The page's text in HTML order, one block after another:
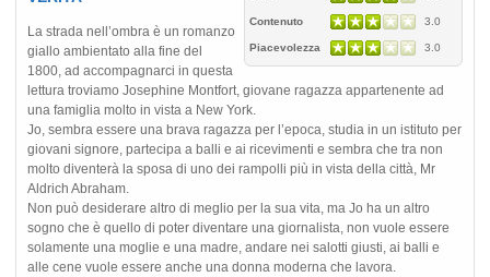
Contenuto 3.0
Piacevolezza 3.0
La strada nell’ombra è un romanzo
giallo ambientato alla fine del
1800, ad accompagnarci in questa
lettura troviamo Josephine Montfort, giovane ragazza appartenente ad
una famiglia molto in vista a New York.
Jo, sembra essere una brava ragazza per l’epoca, studia in un istituto per
giovani signore, partecipa a balli e ai ricevimenti e sembra che tra non
molto diventerà la sposa di uno dei rampolli più in vista della città, Mr
Aldrich Abraham.
Non può desiderare altro di meglio per la sua vita, ma Jo ha un altro
sogno che è quello di poter diventare una giornalista, non vuole essere
solamente una moglie e una madre, andare nei salotti giusti, ai balli e
alle cene vuole essere anche una donna moderna che lavora.